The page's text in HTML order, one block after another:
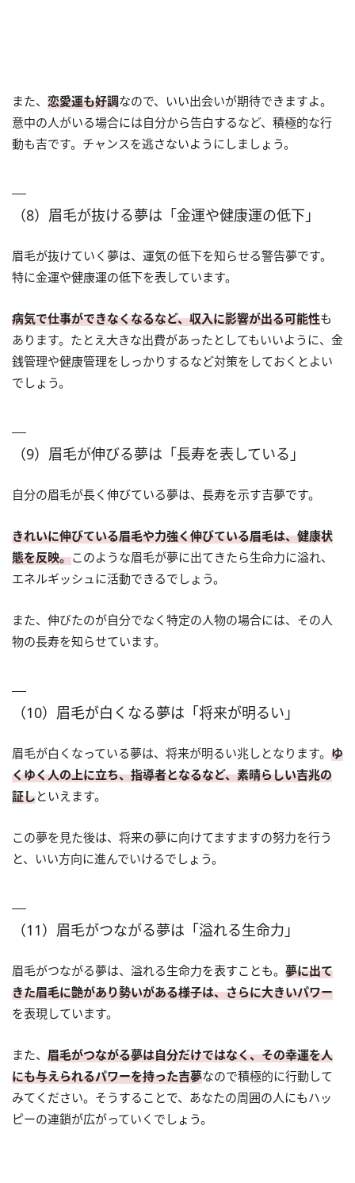
また、 恋愛運も好調なので、いい出会いが期待できますよ。
意中の人がいる場合には自分から告白するなど、積極的な行
動も吉です。チャンスを逃さないようにしましょう。
（8）眉毛が抜ける夢は「金運や健康運の低下」
眉毛が抜けていく夢は、運気の低下を知らせる警告夢です。
特に金運や健康運の低下を表しています。
病気で仕事ができなくなるなど、収入に影響が出る可能性も
あります。たとえ大きな出費があったとしてもいいように、金
銭管理や健康管理をしっかりするなど対策をしておくとよい
でしょう。
（9）眉毛が伸びる夢は「長寿を表している」
自分の眉毛が長く伸びている夢は、長寿を示す吉夢です。
きれいに伸びている眉毛や力強く伸びている眉毛は、健康状
態を反映。このような眉毛が夢に出てきたら生命力に溢れ、
エネルギッシュに活動できるでしょう。
また、伸びたのが自分でなく特定の人物の場合には、その人
物の長寿を知らせています。
（10）眉毛が白くなる夢は「将来が明るい」
眉毛が白くなっている夢は、将来が明るい兆しとなります。 ゆ
くゆく人の上に立ち、指導者となるなど、素晴らしい吉兆の
証しといえます。
この夢を見た後は、将来の夢に向けてますますの努力を行う
と、いい方向に進んでいけるでしょう。
（11）眉毛がつながる夢は「溢れる生命力」
眉毛がつながる夢は、溢れる生命力を表すことも。 夢に出て
きた眉毛に艶があり勢いがある様子は、さらに大きいパワー
を表現しています。
また、 眉毛がつながる夢は自分だけではなく、その幸運を人
にも与えられるパワーを持った吉夢なので積極的に行動して
みてください。そうすることで、あなたの周囲の人にもハッ
ピーの連鎖が広がっていくでしょう。